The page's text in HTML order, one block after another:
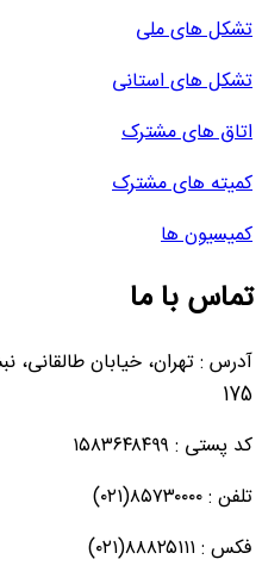
تشکل های ملی
تشکل های استانی
اتاق های مشترک
کمیته های مشترک
کمیسیون ها
تماس با ما
آدرس : تهران، خیابان
175
کد پستی : ۱۵۸۳۶۴۸۴۹۹
تلفن : ۸۵۷۳۰۰۰۰(۰۲۱)
فکس : ۸۸۸۲۵۱۱۱(۰۲۱)